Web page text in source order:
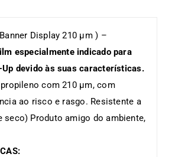
Display 210 µm ) –
especialmente indicado para
devido às suas características.
com 210 µm, com
ao risco e rasgo. Resistente a
seco) Produto amigo do ambiente,